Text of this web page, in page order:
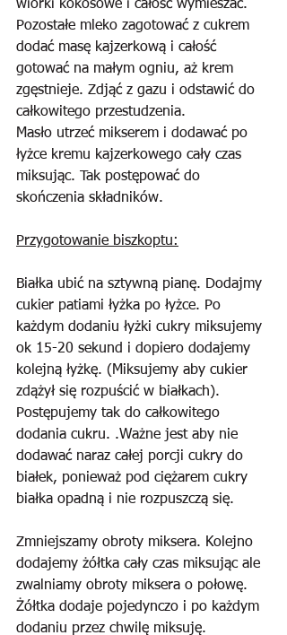
wiórki kokosowe i całość wymieszać.
Pozostałe mleko zagotować z cukrem
dodać masę kajzerkową i całość
gotować na małym ogniu, aż krem
zgęstnieje. Zdjąć z gazu i odstawić do
całkowitego przestudzenia.
Masło utrzeć mikserem i dodawać po
łyżce kremu kajzerkowego cały czas
miksując. Tak postępować do
skończenia składników.
Przygotowanie biszkoptu:
Białka ubić na sztywną pianę. Dodajmy
cukier patiami łyżka po łyżce. Po
każdym dodaniu łyżki cukry miksujemy
ok 15-20 sekund i dopiero dodajemy
kolejną łyżkę. (Miksujemy aby cukier
zdążył się rozpuścić w białkach).
Postępujemy tak do całkowitego
dodania cukru. .Ważne jest aby nie
dodawać naraz całej porcji cukry do
białek, ponieważ pod ciężarem cukry
białka opadną i nie rozpuszczą się.
Zmniejszamy obroty miksera. Kolejno
dodajemy żółtka cały czas miksując ale
zwalniamy obroty miksera o połowę.
Żółtka dodaje pojedynczo i po każdym
dodaniu przez chwilę miksuję.